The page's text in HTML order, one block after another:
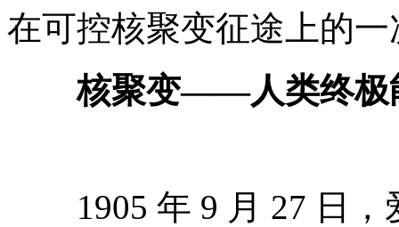
在可控核聚变征途上的
核聚变——人类终极
1905 年 9 月 27 日，